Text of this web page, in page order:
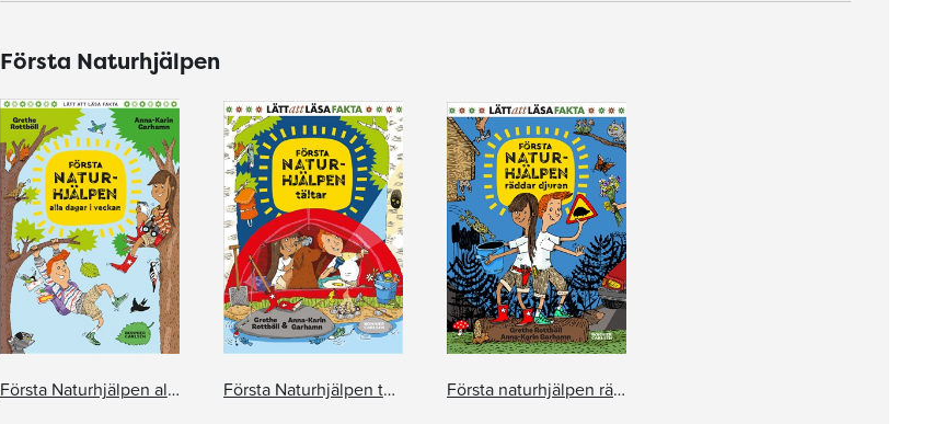
Första Naturhjälpen
Första Naturhjälpen alla dagar i veckan Första Naturhjälpen tältar Första naturhjälpen räddar djuren